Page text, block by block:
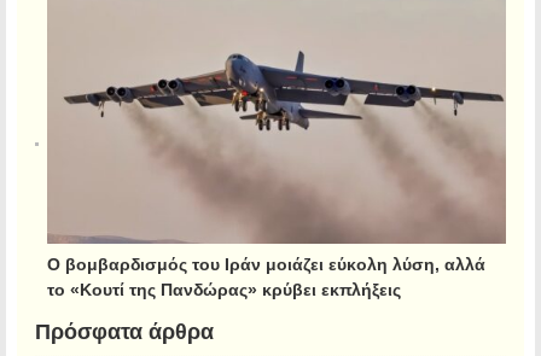
Ο βομβαρδισμός του Ιράν μοιάζει εύκολη λύση, αλλά
το «Κουτί της Πανδώρας» κρύβει εκπλήξεις
Πρόσφατα άρθρα